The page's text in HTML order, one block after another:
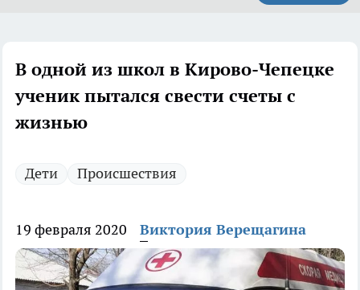
В одной из школ в Кирово-Чепецке
ученик пытался свести счеты с
жизнью
Дети Происшествия
19 февраля 2020 Виктория Верещагина